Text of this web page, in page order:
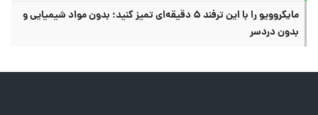
مایکروویو را با این ترفند ۵ دقیقه‌ای تمیز کنید؛ بدون مواد شیمیایی و
بدون دردسر